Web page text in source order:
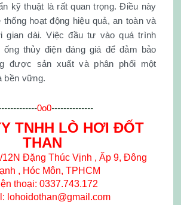
kỹ thuật là rất quan trọng. Điều này
thống hoạt động hiệu quả, an toàn và
gian dài. Việc đầu tư vào quá trình
thủy điện đáng giá để đảm bảo
được sản xuất và phân phối một
bền vững.
0o0--------------
TNHH LÒ HƠI ĐỐT
THAN
Đặng Thúc Vịnh , Ấp 9, Đông
, Hóc Môn, TPHCM
thoại: 0337.743.172
lohoidothan@gmail.com